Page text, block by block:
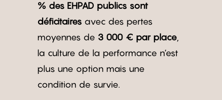
% des EHPAD publics sont
déficitairesavec des pertes
moyennes de 3 000 € par place,
la culture de la performance n’est
plus une option mais une
condition de survie.